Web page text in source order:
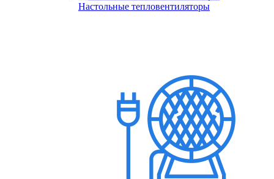
Настольные тепловентиляторы